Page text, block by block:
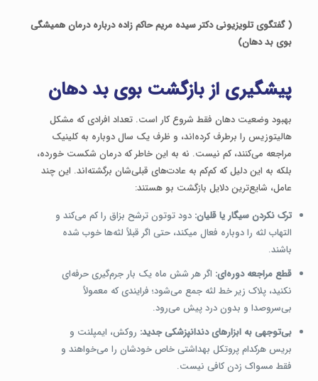
( گفتگوی تلویزیونی دکتر سیده مریم حاکم زاده درباره درمان همیشگی
بوی بد دهان)
پیشگیری از بازگشت بوی بد دهان
بهبود وضعیت دهان فقط شروع کار است. تعداد افرادی که مشکل
هالیتوزیس را برطرف کرده‌اند، و ظرف یک سال دوباره به کلینیک
مراجعه می‌کنند، کم نیست. نه به این خاطر که درمان شکست خورده،
بلکه به این دلیل که کم‌کم به عادت‌های قبلی‌شان برگشته‌اند. این چند
عامل، شایع‌ترین دلایل بازگشت بو هستند:
ترک نکردن سیگار یا قلیان: دود توتون ترشح بزاق را کم می‌کند و
التهاب لثه را دوباره فعال میکند، حتی اگر قبلاً لثه‌ها خوب شده
باشند.
قطع مراجعه دوره‌ای: اگر هر شش ماه یک بار جرم‌گیری حرفه‌ای
نکنید، پلاک زیر خط لثه جمع می‌شود؛ فرایندی که معمولاً
بی‌سروصدا و بدون درد پیش می‌رود.
بی‌توجهی به ابزارهای دندانپزشکی جدید: روکش، ایمپلنت و
بریس هرکدام پروتکل بهداشتی خاص خودشان را می‌خواهند و
فقط مسواک زدن کافی نیست.